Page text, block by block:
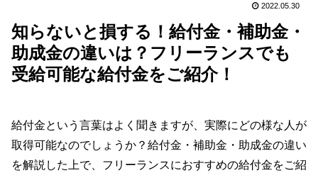
2022.05.30
知らないと損する！給付金・補助金・
助成金の違いは？フリーランスでも
受給可能な給付金をご紹介！
給付金という言葉はよく聞きますが、実際にどの様な人が
取得可能なのでしょうか？給付金・補助金・助成金の違い
を解説した上で、フリーランスにおすすめの給付金をご紹